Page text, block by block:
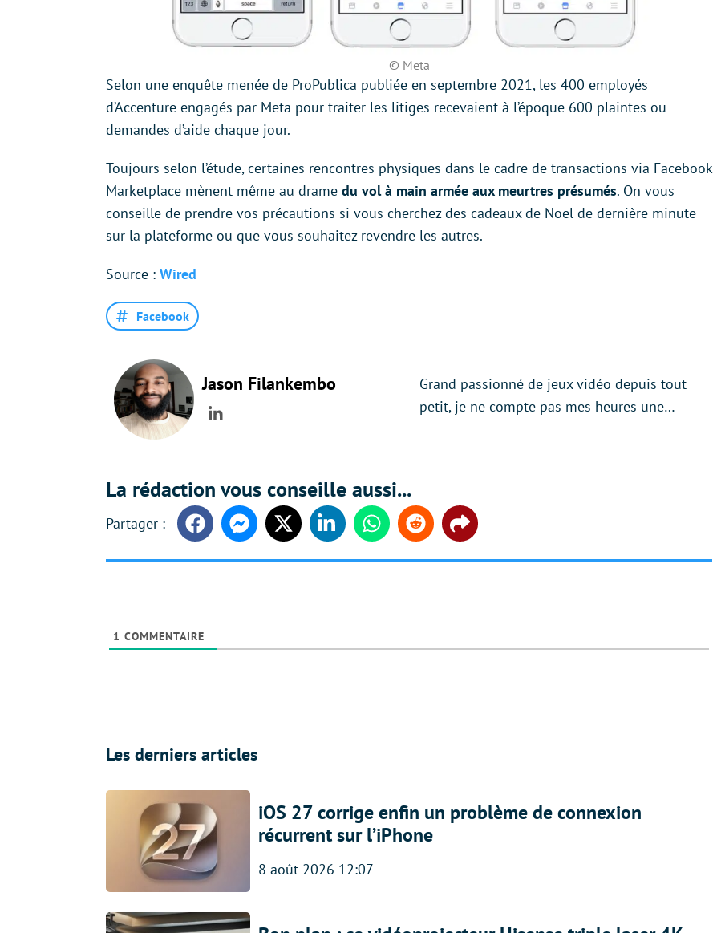
© Meta
Selon une enquête menée de ProPublica publiée en septembre 2021, les 400 employés
d’Accenture engagés par Meta pour traiter les litiges recevaient à l’époque 600 plaintes ou
demandes d’aide chaque jour.
Toujours selon l’étude, certaines rencontres physiques dans le cadre de transactions via Facebook
Marketplace mènent même au drame du vol à main armée aux meurtres présumés. On vous
conseille de prendre vos précautions si vous cherchez des cadeaux de Noël de dernière minute
sur la plateforme ou que vous souhaitez revendre les autres.
Source : Wired
Facebook
Jason Filankembo
LinkedIn
Grand passionné de jeux vidéo depuis tout
petit, je ne compte pas mes heures une…
La rédaction vous conseille aussi...
FacebookMessengerTwitter LinkedinWhatsappReddit Share
1 COMMENTAIRE
Les derniers articles
iOS 27 corrige enfin un problème de connexion
récurrent sur l’iPhone
8 août 2026 12:07